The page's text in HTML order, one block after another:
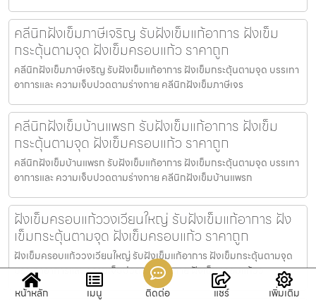
คลีนิกฝังเข็มภาษีเจริญ รับฝังเข็มแก้อาการ ฝังเข็ม
กระตุ้นตามจุด ฝังเข็มครอบแก้ว ราคาถูก
คลีนิกฝังเข็มภาษีเจริญ รับฝังเข็มแก้อาการ ฝังเข็มกระตุ้นตามจุด บรรเทา
อาการและ ความเจ็บปวดตามร่างกาย คลีนิกฝังเข็มภาษีเจร
คลีนิกฝังเข็มบ้านแพรก รับฝังเข็มแก้อาการ ฝังเข็ม
กระตุ้นตามจุด ฝังเข็มครอบแก้ว ราคาถูก
คลีนิกฝังเข็มบ้านแพรก รับฝังเข็มแก้อาการ ฝังเข็มกระตุ้นตามจุด บรรเทา
อาการและ ความเจ็บปวดตามร่างกาย คลีนิกฝังเข็มบ้านแพรก
ฝังเข็มครอบแก้ววงเวียนใหญ่ รับฝังเข็มแก้อาการ ฝัง
เข็มกระตุ้นตามจุด ฝังเข็มครอบแก้ว ราคาถูก
ฝังเข็มครอบแก้ววงเวียนใหญ่ รับฝังเข็มแก้อาการ ฝังเข็มกระตุ้นตามจุด
บรรเทาอาการและ ความเจ็บปวดตามร่างกาย ฝังเข็มครอบแก้วว
หน้าหลัก
เมนู ติดต่อ แชร์ เพิ่มเติม